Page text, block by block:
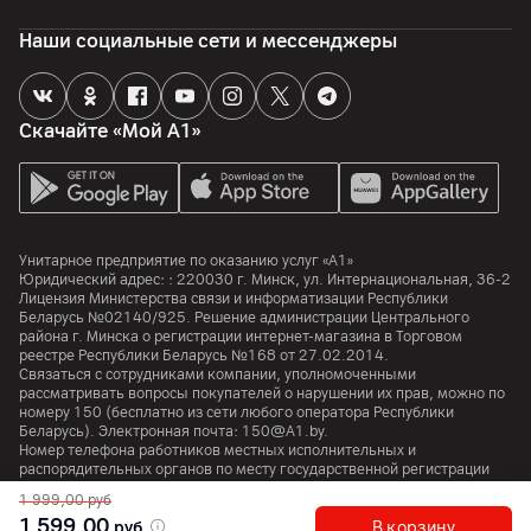
1 999,00 руб
да
Особенности
Процессор
Процессор
Exynos 1580
Количество ядер
8
Частота процессора
2900МГц
Аккумулятор
Емкость аккумулятора
Скачайте «Мой А1»
Наши социальные сети и мессенджеры
Унитарное предприятие по оказанию услуг «А1»
Юридический адрес: : 220030 г. Минск, ул. Интернациональная, 36-2
Лицензия Министерства связи и информатизации Республики
Беларусь №02140/925. Решение администрации Центрального
района г. Минска о регистрации интернет-магазина в Торговом
реестре Республики Беларусь №168 от 27.02.2014.
Связаться с сотрудниками компании, уполномоченными
рассматривать вопросы покупателей о нарушении их прав, можно по
номеру 150 (бесплатно из сети любого оператора Республики
Беларусь). Электронная почта: 150@A1.by.
Номер телефона работников местных исполнительных и
распорядительных органов по месту государственной регистрации
рассматривать обращения покупателей:
+375 17 374 01 46.